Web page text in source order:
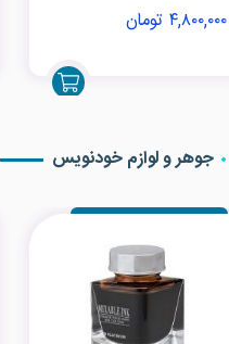
۴,۸۰۰,۰۰۰ تومان
جوهر و لوازم خودنویس